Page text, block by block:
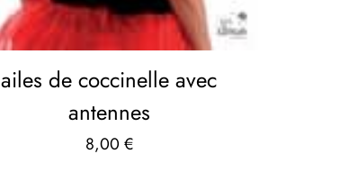
ailes de coccinelle avec
antennes
8,00 €